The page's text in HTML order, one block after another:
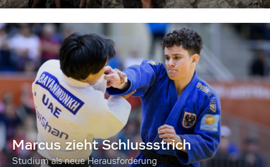
Marcus zieht Schlussstrich
Studium als neue Herausforderung